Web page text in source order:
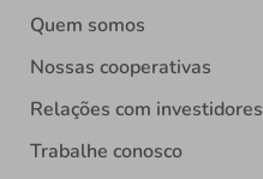
Quem somos
Nossas cooperativas
Relações com investidores
Trabalhe conosco